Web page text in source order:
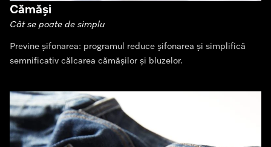
Cămăși
Cât se poate de simplu
Previne șifonarea: programul reduce șifonarea și simplifică
semnificativ călcarea cămășilor și bluzelor.